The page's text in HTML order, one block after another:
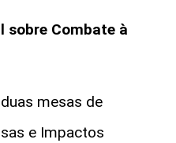
sobre Combate à
mesas de
e Impactos